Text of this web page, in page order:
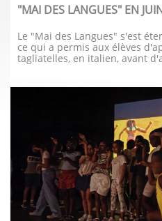
"MAI DES LANGUES" EN
Le "Mai des Langues" s'est
ce qui a permis aux élèves
tagliatelles, en italien, avant